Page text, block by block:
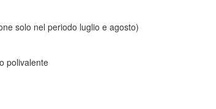
solo nel periodo luglio e agosto)
polivalente